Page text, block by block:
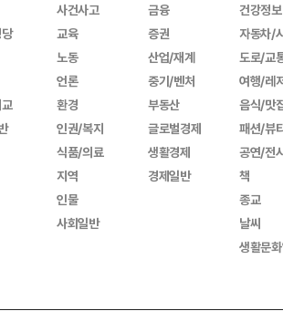
사건사고
교육
노동
언론
환경
인권/복지
식품/의료
지역
인물
사회일반
금융
증권
산업/재계
중기/벤처
부동산
글로벌경제
생활경제
경제일반
건강정보
자동차/
도로/교
여행/레
음식/맛
패션/뷰
공연/전
책
종교
날씨
생활문